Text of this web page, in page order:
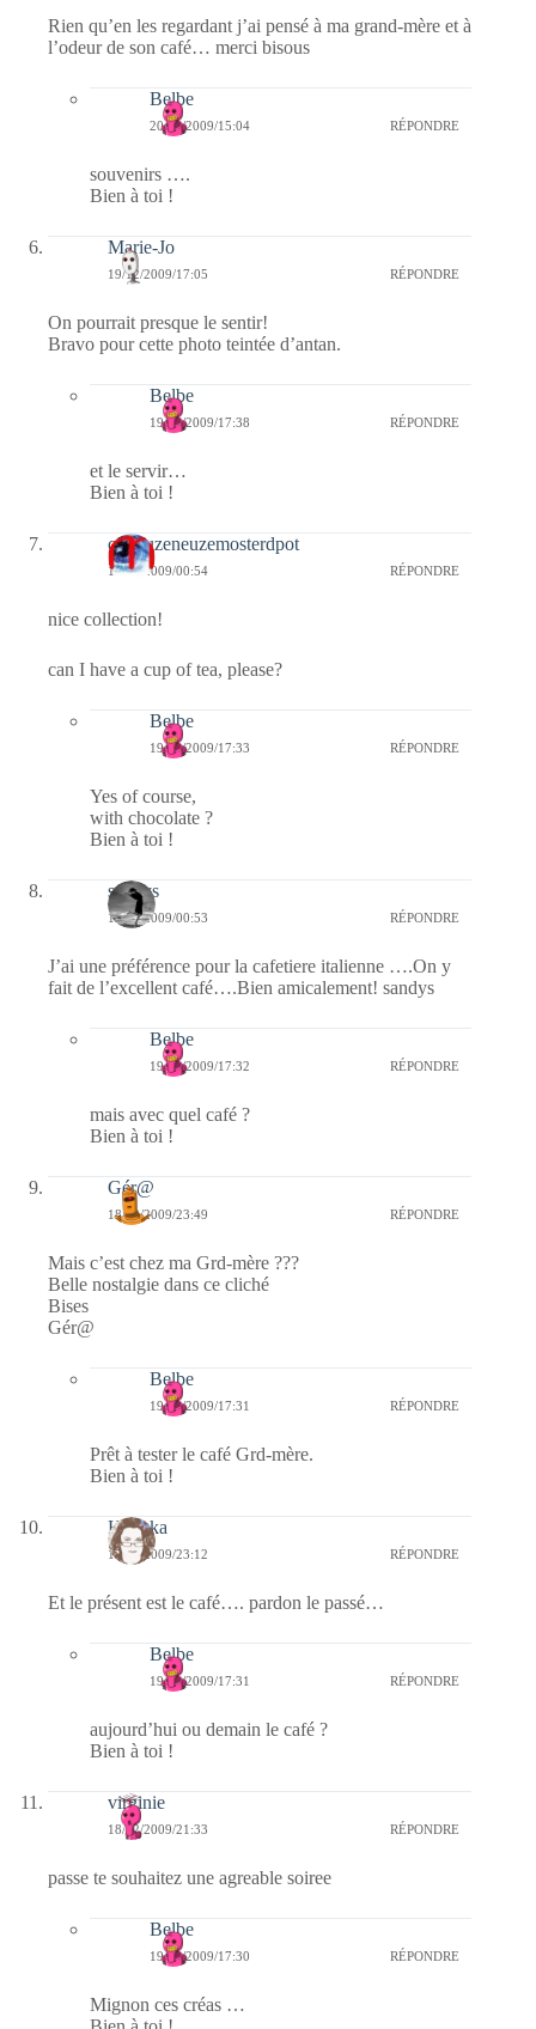
Rien qu’en les regardant j’ai pensé à ma grand-mère et à
l’odeur de son café… merci bisous
Belbe
20/12/2009/15:04 RÉPONDRE
souvenirs ….
Bien à toi !
Marie-Jo
19/12/2009/17:05 RÉPONDRE
On pourrait presque le sentir!
Bravo pour cette photo teintée d’antan.
Belbe
19/12/2009/17:38 RÉPONDRE
et le servir…
Bien à toi !
curieuzeneuzemosterdpot
19/12/2009/00:54 RÉPONDRE
nice collection!
can I have a cup of tea, please?
Belbe
19/12/2009/17:33 RÉPONDRE
Yes of course,
with chocolate ?
Bien à toi !
sandys
19/12/2009/00:53 RÉPONDRE
J’ai une préférence pour la cafetiere italienne ….On y
fait de l’excellent café….Bien amicalement! sandys
Belbe
19/12/2009/17:32 RÉPONDRE
mais avec quel café ?
Bien à toi !
Gér@
18/12/2009/23:49 RÉPONDRE
Mais c’est chez ma Grd-mère ???
Belle nostalgie dans ce cliché
Bises
Gér@
Belbe
19/12/2009/17:31 RÉPONDRE
Prêt à tester le café Grd-mère.
Bien à toi !
Heyoka
18/12/2009/23:12 RÉPONDRE
Et le présent est le café…. pardon le passé…
Belbe
19/12/2009/17:31 RÉPONDRE
aujourd’hui ou demain le café ?
Bien à toi !
virginie
18/12/2009/21:33 RÉPONDRE
passe te souhaitez une agreable soiree
Belbe
19/12/2009/17:30 RÉPONDRE
Mignon ces créas …